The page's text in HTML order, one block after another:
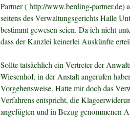
Partner ( http://www.berding-partner.de)
seitens des Verwaltungsgerichts Halle
bestimmt gewesen seien. Da ich nicht
dass der Kanzlei keinerlei Auskünfte
Sollte tatsächlich ein Vertreter der
Wiesenhof, in der Anstalt angerufen
Vorgehensweise. Hatte mir doch das
Verfahrens entspricht, die
angefügten und in Bezug genommenen